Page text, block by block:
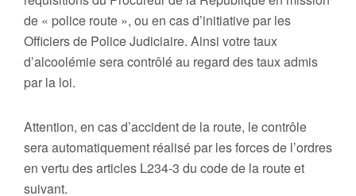
de « police route », ou en cas d’initiative par les
Officiers de Police Judiciaire. Ainsi votre taux
d’alcoolémie sera contrôlé au regard des taux admis
par la loi.
Attention, en cas d’accident de la route, le contrôle
sera automatiquement réalisé par les forces de l’ordres
en vertu des articles L234-3 du code de la route et
suivant.